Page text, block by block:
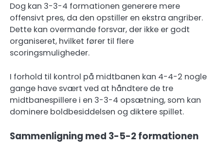
Dog kan 3-3-4 formationen generere mere
offensivt pres, da den opstiller en ekstra angriber.
Dette kan overmande forsvar, der ikke er godt
organiseret, hvilket fører til flere
scoringsmuligheder.
I forhold til kontrol på midtbanen kan 4-4-2 nogle
gange have svært ved at håndtere de tre
midtbanespillere i en 3-3-4 opsætning, som kan
dominere boldbesiddelsen og diktere spillet.
Sammenligning med 3-5-2 formationen